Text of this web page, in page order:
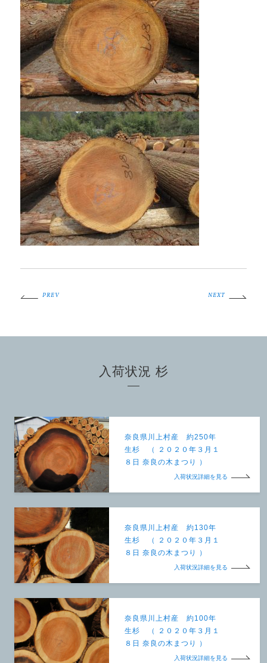
PREV NEXT
入荷状況 杉
奈良県川上村産 約250年
生杉 （ ２０２０年３月１
８日 奈良の木まつり ）
入荷状況詳細を見る
奈良県川上村産 約130年
生杉 （ ２０２０年３月１
８日 奈良の木まつり ）
入荷状況詳細を見る
奈良県川上村産 約100年
生杉 （ ２０２０年３月１
８日 奈良の木まつり ）
入荷状況詳細を見る